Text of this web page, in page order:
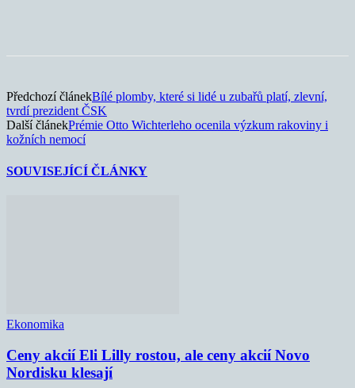
Předchozí článekBílé plomby, které si lidé u zubařů platí, zlevní,
tvrdí prezident ČSK
Další článekPrémie Otto Wichterleho ocenila výzkum rakoviny i
kožních nemocí
SOUVISEJÍCÍ ČLÁNKY
Ekonomika
Ceny akcií Eli Lilly rostou, ale ceny akcií Novo
Nordisku klesají